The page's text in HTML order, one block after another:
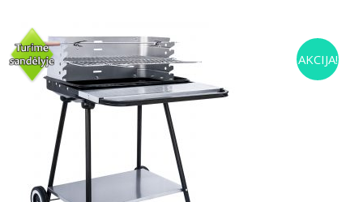
AKCIJA!